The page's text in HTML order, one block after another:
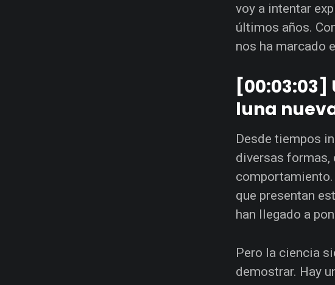
voy a intentar
últimos años.
nos ha marcado
[00:03:03]
luna
Desde tiempos
diversas formas,
que presentan
han llegado a
Pero la ciencia
demostrar. Hay